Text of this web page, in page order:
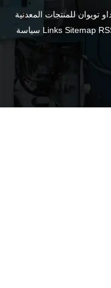
تويوان للمنتجات المعدنية
Links سياسة